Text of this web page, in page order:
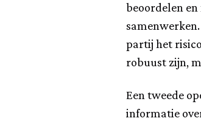
beoordelen
partij het
robuust zijn,
Een tweede
informatie